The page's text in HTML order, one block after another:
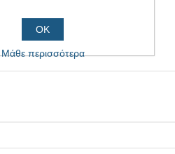
ΟΚ
Μάθε περισσότερα